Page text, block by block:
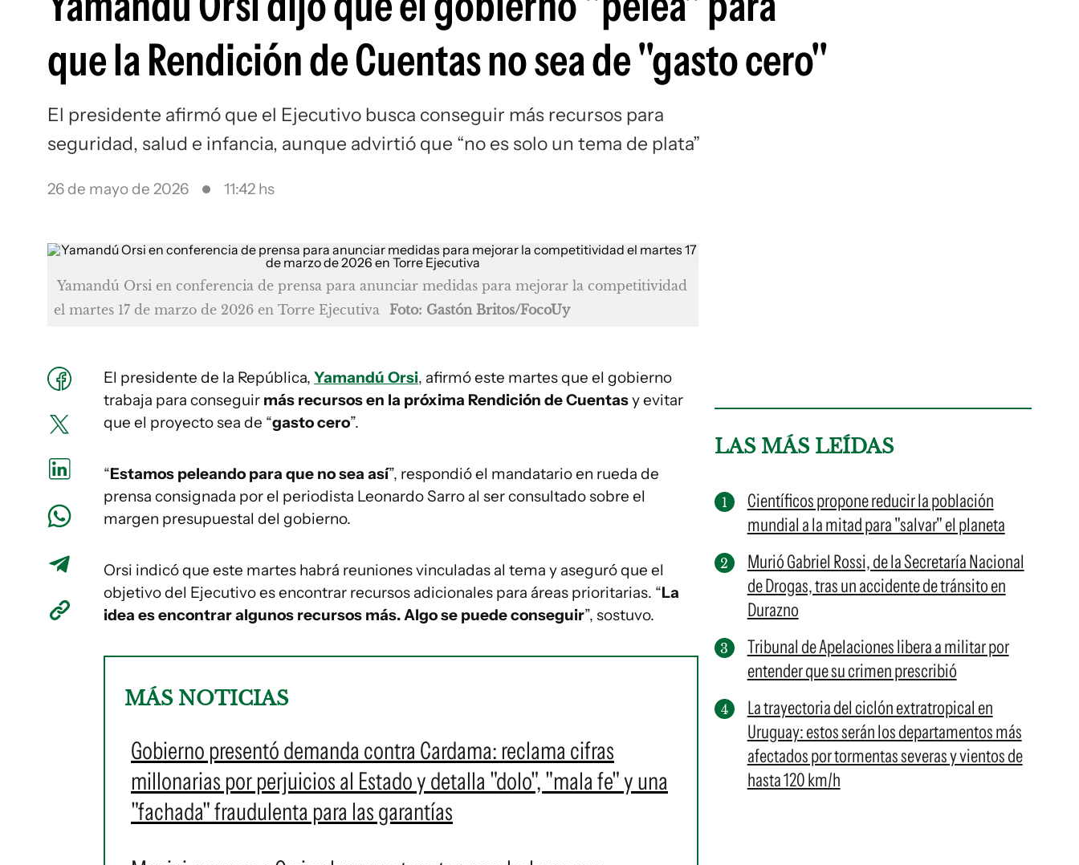
que la Rendición de Cuentas no sea de "gasto cero"
El presidente afirmó que el Ejecutivo busca conseguir más recursos para
seguridad, salud e infancia, aunque advirtió que “no es solo un tema de plata”
26 de mayo de 2026 11:42 hs
Yamandú Orsi en conferencia de prensa para anunciar medidas para mejorar la competitividad
el martes 17 de marzo de 2026 en Torre Ejecutiva Foto: Gastón Britos/FocoUy
El presidente de la República, Yamandú Orsi, afirmó este martes que el gobierno
trabaja para conseguir más recursos en la próxima Rendición de Cuentasy evitar
que el proyecto sea de “gasto cero”.
“Estamos peleando para que no sea así”, respondió el mandatario en rueda de
prensa consignada por el periodista Leonardo Sarro al ser consultado sobre el
margen presupuestal del gobierno.
Orsi indicó que este martes habrá reuniones vinculadas al tema y aseguró que el
objetivo del Ejecutivo es encontrar recursos adicionales para áreas prioritarias. “La
idea es encontrar algunos recursos más. Algo se puede conseguir”, sostuvo.
MÁS NOTICIAS
Gobierno presentó demanda contra Cardama: reclama cifras
millonarias por perjuicios al Estado y detalla "dolo", "mala fe" y una
"fachada" fraudulenta para las garantías
LAS MÁS LEÍDAS
Científicos propone reducir la población
mundial a la mitad para "salvar" el planeta
Murió Gabriel Rossi, de la Secretaría Nacional
de Drogas, tras un accidente de tránsito en
Durazno
Tribunal de Apelaciones libera a militar por
entender que su crimen prescribió
La trayectoria del ciclón extratropical en
Uruguay: estos serán los departamentos más
afectados por tormentas severas y vientos de
hasta 120 km/h